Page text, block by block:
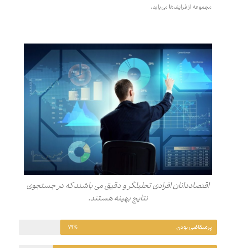
مجموعه از فرایندها می‌یابد.
اقتصاددانان افرادی تحلیلگر و دقیق می باشند که در جستجوی
نتایج بهینه هستند.
پرمتقاضی بودن ۷۹%